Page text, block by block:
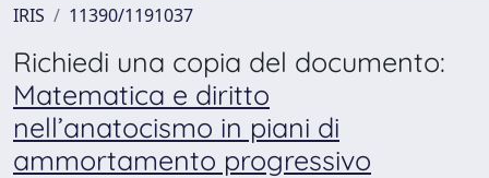
IRIS 11390/1191037
Richiedi una copia del documento:
Matematica e diritto
nell’anatocismo in piani di
ammortamento progressivo